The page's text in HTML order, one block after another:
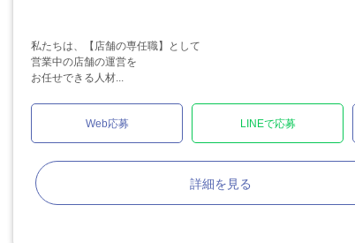
私たちは、【店舗の専任職】として
営業中の店舗の運営を
お任せできる人材...
Web応募 LINEで応募
詳細を見る